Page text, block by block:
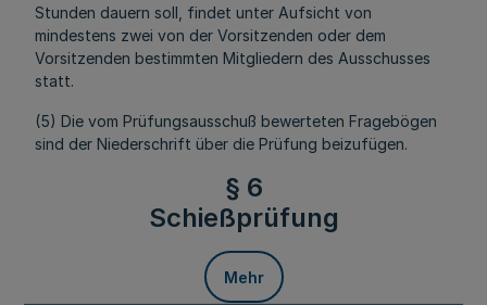
Stunden dauern soll, findet unter Aufsicht von
mindestens zwei von der Vorsitzenden oder dem
Vorsitzenden bestimmten Mitgliedern des Ausschusses
statt.
(5) Die vom Prüfungsausschuß bewerteten Fragebögen
sind der Niederschrift über die Prüfung beizufügen.
§ 6
Schießprüfung
Mehr